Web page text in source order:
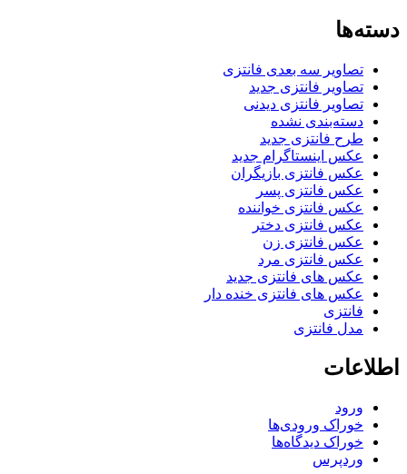
دسته‌ها
تصاویر سه بعدی فانتزی
تصاویر فانتزی جدید
تصاویر فانتزی دیدنی
دسته‌بندی نشده
طرح فانتزی جدید
عکس اینستاگرام جدید
عکس فانتزی بازیگران
عکس فانتزی پسر
عکس فانتزی خواننده
عکس فانتزی دختر
عکس فانتزی زن
عکس فانتزی مرد
عکس های فانتزی جدید
عکس های فانتزی خنده دار
فانتزی
مدل فانتزی
اطلاعات
ورود
خوراک ورودی‌ها
خوراک دیدگاه‌ها
وردپرس